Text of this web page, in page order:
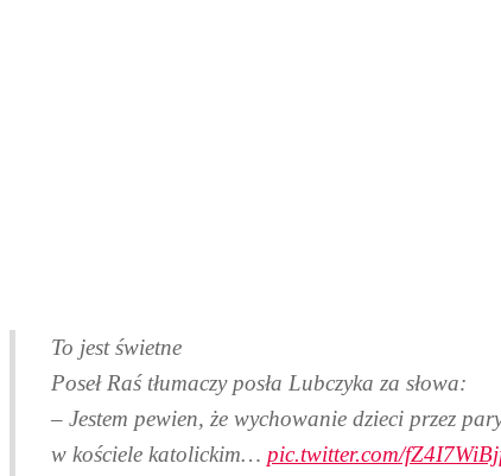
To jest świetne
Poseł Raś tłumaczy posła Lubczyka za słowa:
– Jestem pewien, że wychowanie dzieci przez
w kościele katolickim… pic.twitter.com/